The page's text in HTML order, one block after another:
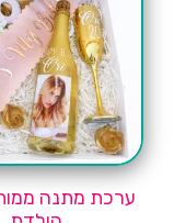
ערכת מתנה